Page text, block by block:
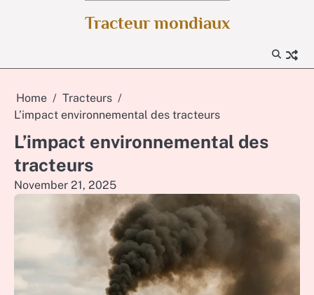
Tracteur mondiaux
Home
Tracteurs
L’impact environnemental des tracteurs
L’impact environnemental des
tracteurs
November 21, 2025